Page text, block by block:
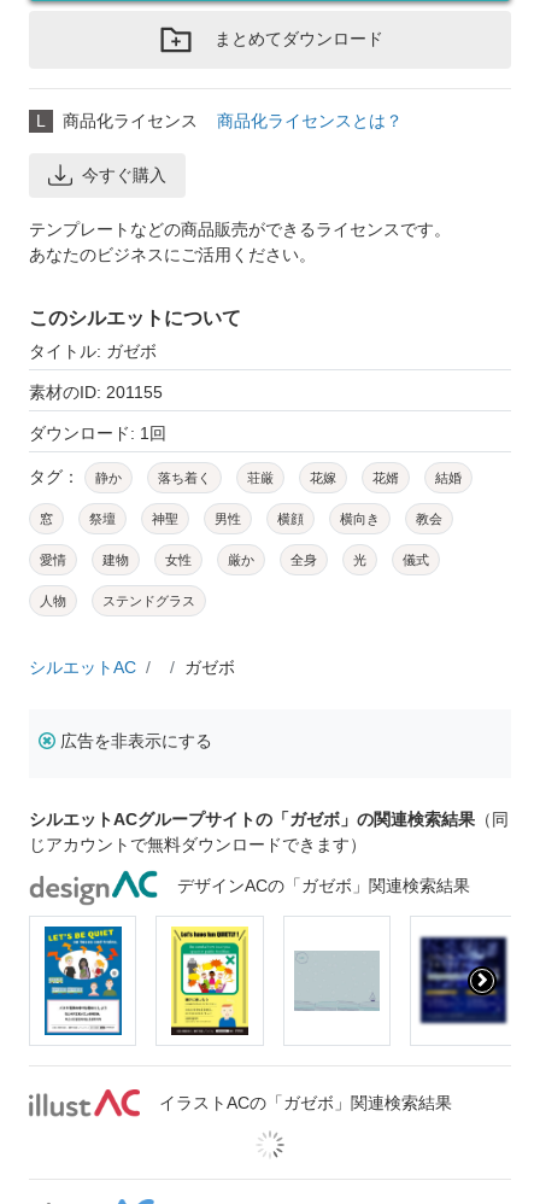
まとめてダウンロード
L 商品化ライセンス 商品化ライセンスとは？
今すぐ購入
テンプレートなどの商品販売ができるライセンスです。
あなたのビジネスにご活用ください。
このシルエットについて
タイトル: ガゼボ
素材のID: 201155
ダウンロード: 1回
タグ： 静か 落ち着く 荘厳 花嫁 花婿 結婚
窓 祭壇 神聖 男性 横顔 横向き 教会
愛情 建物 女性 厳か 全身 光 儀式
人物 ステンドグラス
シルエットAC ガゼボ
広告を非表示にする
シルエットACグループサイトの「ガゼボ」の関連検索結果 （同
じアカウントで無料ダウンロードできます）
デザインACの「ガゼボ」関連検索結果
イラストACの「ガゼボ」関連検索結果